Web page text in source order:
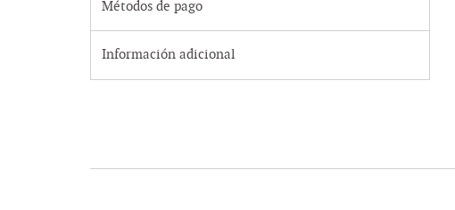
Métodos de pago
Información adicional